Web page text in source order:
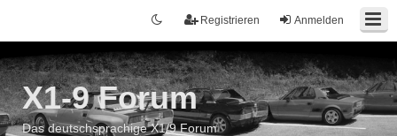
Anmelden
Registrieren
X1-9 Forum
Das deutschsprachige X1/9 Forum